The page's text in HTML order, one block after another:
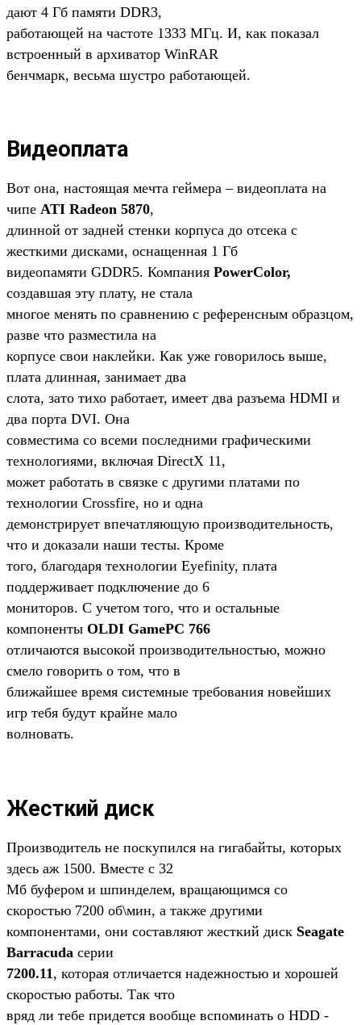
дают 4 Гб памяти DDR3,
работающей на частоте 1333 МГц. И, как показал
встроенный в архиватор WinRAR
бенчмарк, весьма шустро работающей.
Видеоплата
Вот она, настоящая мечта геймера – видеоплата на
чипе ATI Radeon 5870,
длинной от задней стенки корпуса до отсека с
жесткими дисками, оснащенная 1 Гб
видеопамяти GDDR5. Компания PowerColor,
создавшая эту плату, не стала
многое менять по сравнению с референсным образцом,
разве что разместила на
корпусе свои наклейки. Как уже говорилось выше,
плата длинная, занимает два
слота, зато тихо работает, имеет два разъема HDMI и
два порта DVI. Она
совместима со всеми последними графическими
технологиями, включая DirectX 11,
может работать в связке с другими платами по
технологии Crossfire, но и одна
демонстрирует впечатляющую производительность,
что и доказали наши тесты. Кроме
того, благодаря технологии Eyefinity, плата
поддерживает подключение до 6
мониторов. С учетом того, что и остальные
компоненты OLDI GamePC 766
отличаются высокой производительностью, можно
смело говорить о том, что в
ближайшее время системные требования новейших
игр тебя будут крайне мало
волновать.
Жесткий диск
Производитель не поскупился на гигабайты, которых
здесь аж 1500. Вместе с 32
Мб буфером и шпинделем, вращающимся со
скоростью 7200 об\мин, а также другими
компонентами, они составляют жесткий диск Seagate
Barracuda серии
7200.11, которая отличается надежностью и хорошей
скоростью работы. Так что
вряд ли тебе придется вообще вспоминать о HDD -